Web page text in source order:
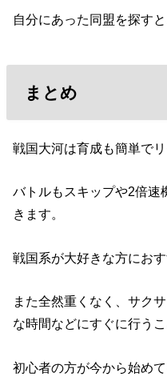
自分にあった同盟を探すと
まとめ
戦国大河は育成も簡単で
バトルもスキップや2倍速
きます。
戦国系が大好きな方におす
また全然重くなく、サク
な時間などにすぐに行うこ
初心者の方が今から始め